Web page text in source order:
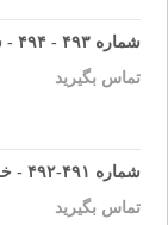
شماره ۴۹۳ - ۴۹۴ - شهریور و مهر ۱۴۰۳
تماس بگیرید
شماره ۴۹۱-۴۹۲ - خرداد و تیر ۱۴۰۳
تماس بگیرید